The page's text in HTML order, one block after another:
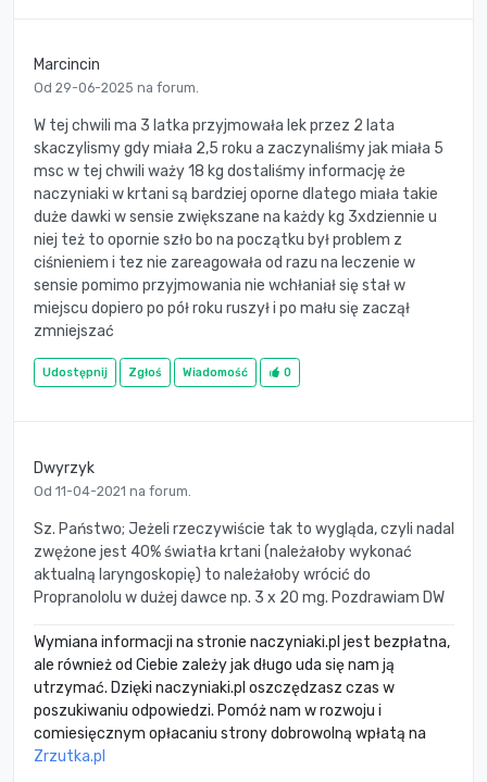
Marcincin
Od 29-06-2025 na forum.
W tej chwili ma 3 latka przyjmowała lek przez 2 lata
skaczylismy gdy miała 2,5 roku a zaczynaliśmy jak miała 5
msc w tej chwili waży 18 kg dostaliśmy informację że
naczyniaki w krtani są bardziej oporne dlatego miała takie
duże dawki w sensie zwiększane na każdy kg 3xdziennie u
niej też to opornie szło bo na początku był problem z
ciśnieniem i tez nie zareagowała od razu na leczenie w
sensie pomimo przyjmowania nie wchłaniał się stał w
miejscu dopiero po pół roku ruszył i po mału się zaczął
zmniejszać
Udostępnij Zgłoś Wiadomość 0
Dwyrzyk
Od 11-04-2021 na forum.
Sz. Państwo; Jeżeli rzeczywiście tak to wygląda, czyli nadal
zwężone jest 40% światła krtani (należałoby wykonać
aktualną laryngoskopię) to należałoby wrócić do
Propranololu w dużej dawce np. 3 x 20 mg. Pozdrawiam DW
Wymiana informacji na stronie naczyniaki.pl jest bezpłatna,
ale również od Ciebie zależy jak długo uda się nam ją
utrzymać. Dzięki naczyniaki.pl oszczędzasz czas w
poszukiwaniu odpowiedzi. Pomóż nam w rozwoju i
comiesięcznym opłacaniu strony dobrowolną wpłatą na
Zrzutka.pl